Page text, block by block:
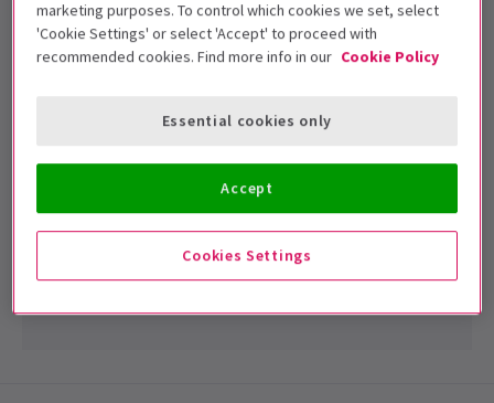
Les meilleures places et le plan de sièges de
The Other Palace
The Other Palace – Meilleurs sièges et plan de sièges
L’Autre Palais a d’abord commencé comme ...
marketing purposes. To control which cookies we set, select
'Cookie Settings' or select 'Accept' to proceed with
recommended cookies. Find more info in our Cookie Policy
Cookies Settings
Essential cookies only
Accept